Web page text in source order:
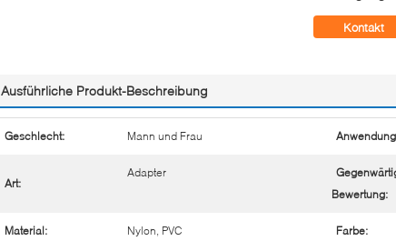
Kontakt
Ausführliche Produkt-Beschreibung
Geschlecht: Mann und Frau
Art:
Adapter
Bewertung:
Material: Nylon, PVC Farbe: